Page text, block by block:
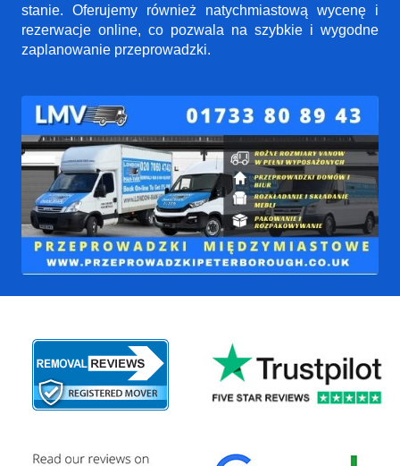
stanie. Oferujemy również natychmiastową wycenę i
rezerwacje online, co pozwala na szybkie i wygodne
zaplanowanie przeprowadzki.